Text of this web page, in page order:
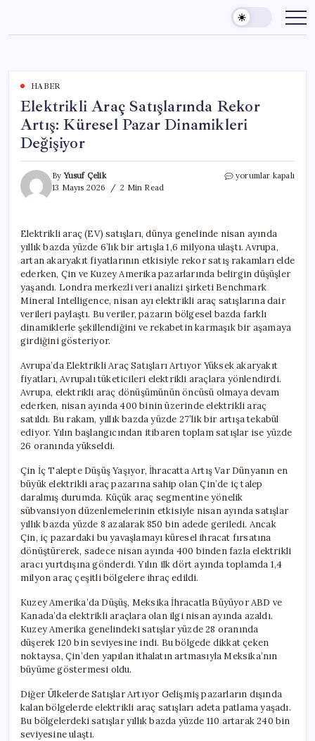
content
HABER
Elektrikli Araç Satışlarında Rekor
Artış: Küresel Pazar Dinamikleri
Değişiyor
ByYusuf Çelik
13 Mayıs 2026
2 Min Read
Elektrikli
Küresel
Pazar
Dinamikleri
Değişiyor
için
yorumlar kapalı
Elektrikli araç (EV) satışları, dünya genelinde nisan ayında
yıllık bazda yüzde 6’lık bir artışla 1,6 milyona ulaştı. Avrupa,
artan akaryakıt fiyatlarının etkisiyle rekor satış rakamları elde
ederken, Çin ve Kuzey Amerika pazarlarında belirgin düşüşler
yaşandı. Londra merkezli veri analizi şirketi Benchmark
Mineral Intelligence, nisan ayı elektrikli araç satışlarına dair
verileri paylaştı. Bu veriler, pazarın bölgesel bazda farklı
dinamiklerle şekillendiğini ve rekabetin karmaşık bir aşamaya
girdiğini gösteriyor.
Avrupa’da Elektrikli Araç Satışları Artıyor Yüksek akaryakıt
fiyatları, Avrupalı tüketicileri elektrikli araçlara yönlendirdi.
Avrupa, elektrikli araç dönüşümünün öncüsü olmaya devam
ederken, nisan ayında 400 binin üzerinde elektrikli araç
satıldı. Bu rakam, yıllık bazda yüzde 27’lik bir artışa tekabül
ediyor. Yılın başlangıcından itibaren toplam satışlar ise yüzde
26 oranında yükseldi.
Çin İç Talepte Düşüş Yaşıyor, İhracatta Artış Var Dünyanın en
büyük elektrikli araç pazarına sahip olan Çin’de iç talep
daralmış durumda. Küçük araç segmentine yönelik
sübvansiyon düzenlemelerinin etkisiyle nisan ayında satışlar
yıllık bazda yüzde 8 azalarak 850 bin adede geriledi. Ancak
Çin, iç pazardaki bu yavaşlamayı küresel ihracat fırsatına
dönüştürerek, sadece nisan ayında 400 binden fazla elektrikli
aracı yurtdışına gönderdi. Yılın ilk dört ayında toplamda 1,4
milyon araç çeşitli bölgelere ihraç edildi.
Kuzey Amerika’da Düşüş, Meksika İhracatla Büyüyor ABD ve
Kanada’da elektrikli araçlara olan ilgi nisan ayında azaldı.
Kuzey Amerika genelindeki satışlar yüzde 28 oranında
düşerek 120 bin seviyesine indi. Bu bölgede dikkat çeken
noktaysa, Çin’den yapılan ithalatın artmasıyla Meksika’nın
büyüme göstermesi oldu.
Diğer Ülkelerde Satışlar Artıyor Gelişmiş pazarların dışında
kalan bölgelerde elektrikli araç satışları adeta patlama yaşadı.
Bu bölgelerdeki satışlar yıllık bazda yüzde 110 artarak 240 bin
seviyesine ulaştı.